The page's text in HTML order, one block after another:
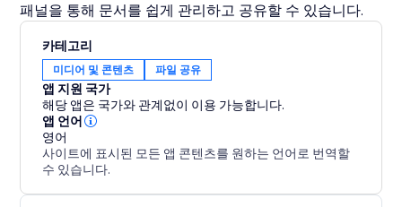
패널을 통해 문서를 쉽게 관리하고 공유할 수 있습니다.
카테고리
미디어 및 콘텐츠 파일 공유
앱 지원 국가
해당 앱은 국가와 관계없이 이용 가능합니다.
앱 언어
영어
사이트에 표시된 모든 앱 콘텐츠를 원하는 언어로 번역할
수 있습니다.